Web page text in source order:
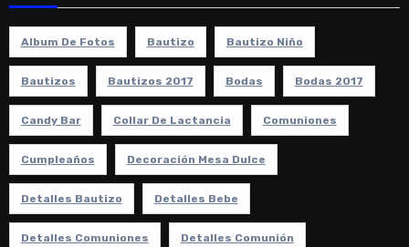
Album De Fotos Bautizo Bautizo Niño
Bautizos Bautizos 2017 Bodas Bodas 2017
Candy Bar Collar De Lactancia Comuniones
Cumpleaños Decoración Mesa Dulce
Detalles Bautizo Detalles Bebe
Detalles Comuniones Detalles Comunión